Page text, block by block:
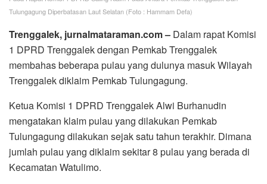
Tulungagung Diperbatasan Laut Selatan (Foto : Hammam Defa)
Trenggalek, jurnalmataraman.com – Dalam rapat Komisi
1 DPRD Trenggalek dengan Pemkab Trenggalek
membahas beberapa pulau yang dulunya masuk Wilayah
Trenggalek diklaim Pemkab Tulungagung.
Ketua Komisi 1 DPRD Trenggalek Alwi Burhanudin
mengatakan klaim pulau yang dilakukan Pemkab
Tulungagung dilakukan sejak satu tahun terakhir. Dimana
jumlah pulau yang diklaim sekitar 8 pulau yang berada di
Kecamatan Watulimo.